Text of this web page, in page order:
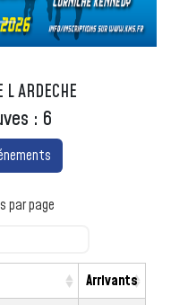
L ARDECHE
: 6
par page
Arrivants